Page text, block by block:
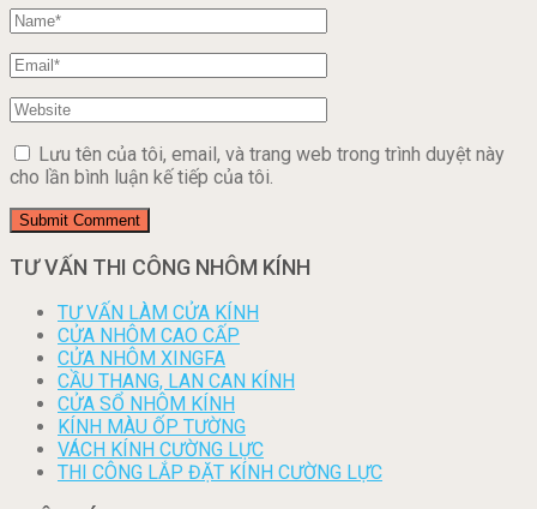
Lưu tên của tôi, email, và trang web trong trình duyệt này
cho lần bình luận kế tiếp của tôi.
TƯ VẤN THI CÔNG NHÔM KÍNH
TƯ VẤN LÀM CỬA KÍNH
CỬA NHÔM CAO CẤP
CỬA NHÔM XINGFA
CẦU THANG, LAN CAN KÍNH
CỬA SỔ NHÔM KÍNH
KÍNH MÀU ỐP TƯỜNG
VÁCH KÍNH CƯỜNG LỰC
THI CÔNG LẮP ĐẶT KÍNH CƯỜNG LỰC